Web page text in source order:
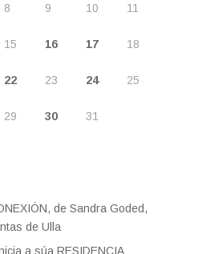
8 9 10 11
15 16 17 18
22 23 24 25
29 30 31
de Sandra Goded,
de Ulla
a súa RESIDENCIA